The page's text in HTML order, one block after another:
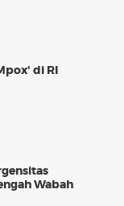
di RI
Wabah